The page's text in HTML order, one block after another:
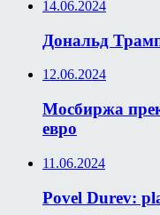
14.06.2024
Дональд
12.06.2024
Мосбиржа
евро
11.06.2024
Povel Durev: